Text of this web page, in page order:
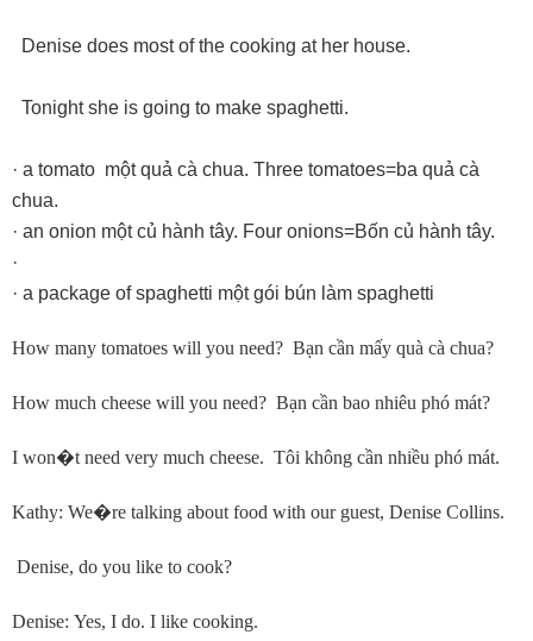
Denise does most of the cooking at her house.
Tonight she is going to make spaghetti.
· a tomato một quả cà chua. Three tomatoes=ba quả cà
chua.
· an onion một củ hành tây. Four onions=Bốn củ hành tây.
·
· a package of spaghetti một gói bún làm spaghetti
How many tomatoes will you need? Bạn cần mấy quà cà chua?
How much cheese will you need? Bạn cần bao nhiêu phó mát?
I won�t need very much cheese. Tôi không cần nhiều phó mát.
Kathy: We�re talking about food with our guest, Denise Collins.
Denise, do you like to cook?
Denise: Yes, I do. I like cooking.